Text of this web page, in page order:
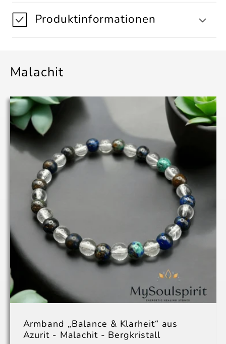
Produktinformationen
Malachit
Armband „Balance & Klarheit“ aus
Azurit - Malachit - Bergkristall